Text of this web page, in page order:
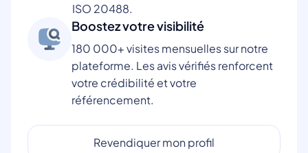
ISO 20488.
Boostez votre visibilité
180 000+ visites mensuelles sur notre
plateforme. Les avis vérifiés renforcent
votre crédibilité et votre
référencement.
Revendiquer mon profil